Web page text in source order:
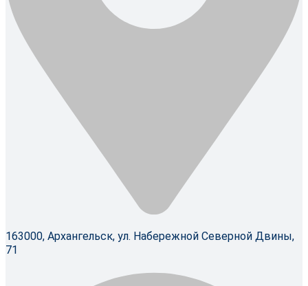
163000, Архангельск, ул. Набережной Северной Двины,
71